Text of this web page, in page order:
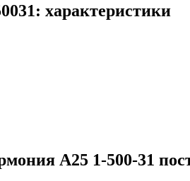
характеристики
А25 1-500-31